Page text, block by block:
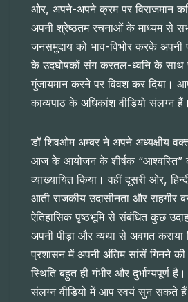
ओर, अपने-अपने क्रम पर विराजमान
अपनी श्रेष्ठतम रचनाओं के माध्यम से
जनसमुदाय को भाव-विभोर करके अपनी
के उदघोषकों संग करतल-ध्वनि के साथ
गुंजायमान करने पर विवश कर दिया।
काव्यपाठ के अधिकांश वीडियो संलग्न हैं।
डॉ शिवओम अम्बर ने अपने अध्यक्षीय
आज के आयोजन के शीर्षक “आश्वस्ति”
व्याख्यायित किया। वहीं दूसरी ओर,
आती राजकीय उदासीनता और राहगीर
ऐतिहासिक पृष्ठभूमि से संबंधित कुछ
अपनी पीड़ा और व्यथा से अवगत कराया
प्रशासन में अपनी अंतिम सांसें गिनने
स्थिति बहुत ही गंभीर और दुर्भाग्यपूर्ण
संलग्न वीडियो में आप स्वयं सुन सकते